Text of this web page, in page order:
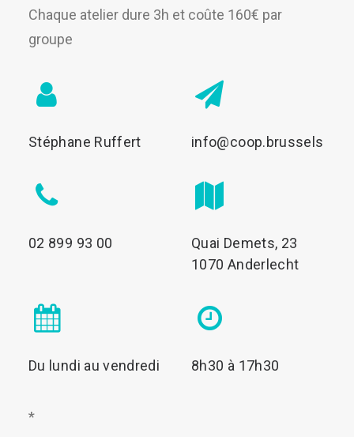
Chaque atelier dure 3h et coûte 160€ par
groupe
Stéphane Ruffert info@coop.brussels
02 899 93 00
Quai Demets, 23
1070 Anderlecht
Du lundi au vendredi 8h30 à 17h30
*